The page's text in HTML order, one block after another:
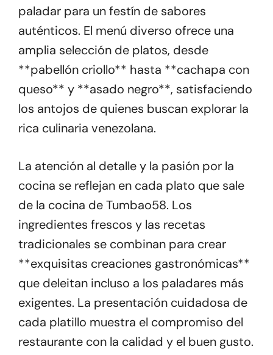
paladar para un festín de sabores
auténticos. El menú diverso ofrece una
amplia selección de platos, desde
**pabellón criollo** hasta **cachapa con
queso** y **asado negro**, satisfaciendo
los antojos de quienes buscan explorar la
rica culinaria venezolana.
La atención al detalle y la pasión por la
cocina se reflejan en cada plato que sale
de la cocina de Tumbao58. Los
ingredientes frescos y las recetas
tradicionales se combinan para crear
**exquisitas creaciones gastronómicas**
que deleitan incluso a los paladares más
exigentes. La presentación cuidadosa de
cada platillo muestra el compromiso del
restaurante con la calidad y el buen gusto.